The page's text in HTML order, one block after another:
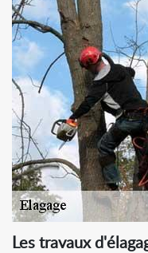
Les travaux